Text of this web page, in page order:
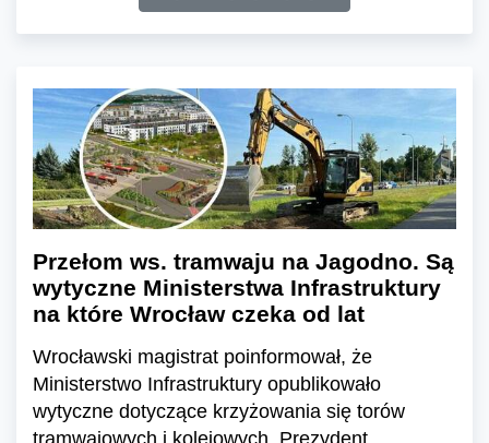
Przełom ws. tramwaju na Jagodno. Są
wytyczne Ministerstwa Infrastruktury
na które Wrocław czeka od lat
Wrocławski magistrat poinformował, że
Ministerstwo Infrastruktury opublikowało
wytyczne dotyczące krzyżowania się torów